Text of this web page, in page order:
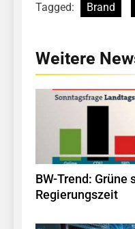
Tagged: Brand
Weitere
BW-Trend:
Regierungszeit